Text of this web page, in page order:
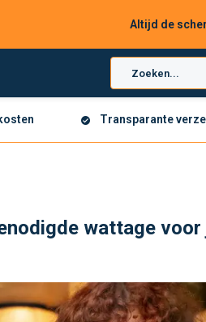
Altijd de
Transparante
wattage